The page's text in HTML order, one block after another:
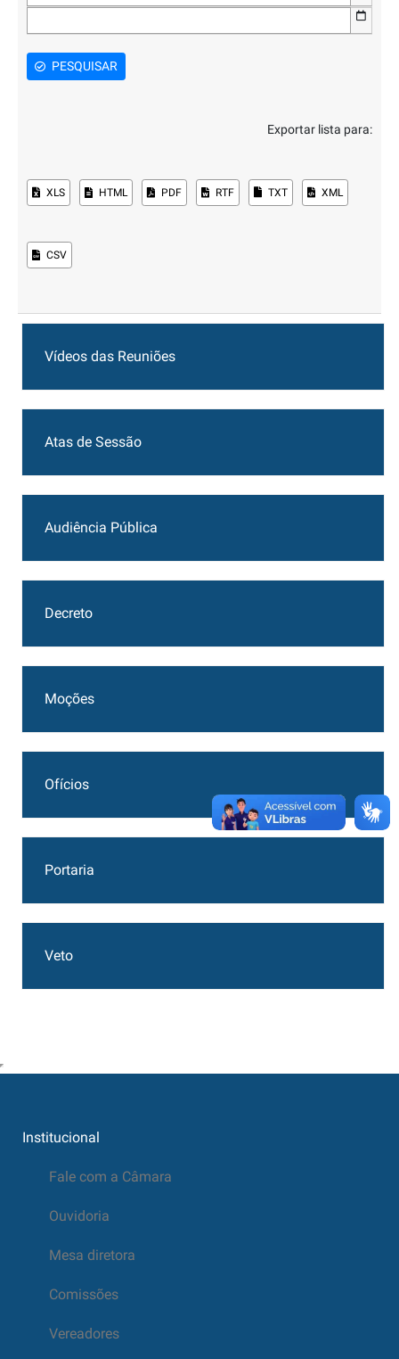
PESQUISAR
Exportar lista para:
XLS HTML PDF RTF TXT XML
CSV
Vídeos das Reuniões
Atas de Sessão
Audiência Pública
Decreto
Moções
Ofícios
Portaria
Veto
Institucional
Fale com a Câmara
Ouvidoria
Mesa diretora
Comissões
Vereadores